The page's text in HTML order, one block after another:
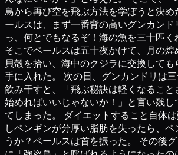
鳥から再び空を飛ぶ方法を学ぼうと決
ールスは、まず一番背の高いグンカン
っ、何とでもなるぞ！海の魚を三十匹く
そこでペールスは五十夜かけて、月の
貝殻を拾い、海中のクジラに交換して
手に入れた。 次の日、グンカンドリは
飲み干すと、「飛ぶ秘訣は軽くなること
始めればいいじゃないか！」と言い残し
てしまった。 ダイエットすること自体
しペンギンが分厚い脂肪を失ったら、
うか？ペールスは首を振った。 その後